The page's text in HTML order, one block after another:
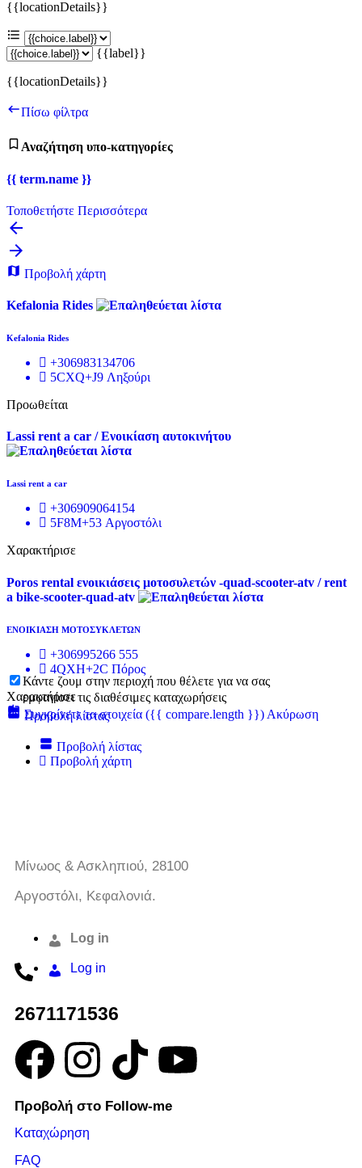
{{locationDetails}}
{{label}}
{{locationDetails}}
Πίσω φίλτρα
Αναζήτηση υπο-κατηγορίες
{{ term.name }}
Τοποθετήστε Περισσότερα
Προβολή χάρτη
Kefalonia Rides
Kefalonia Rides
+306983134706
5CXQ+J9 Ληξούρι
Προωθείται
Lassi rent a car / Ενοικίαση αυτοκινήτου
Lassi rent a car
+306909064154
5F8M+53 Αργοστόλι
Χαρακτήρισε
Poros rental ενοικιάσεις μοτοσυλετών -quad-scooter-atv / rent
a bike-scooter-quad-atv
ΕΝΟΙΚΙΑΣΗ ΜΟΤΟΣΥΚΛΕΤΩΝ
+306995266 555
4QXH+2C Πόρος
Χαρακτήρισε
Συγκρίνετε τα στοιχεία ({{ compare.length }}) Ακύρωση
Κάντε ζουμ στην περιοχή που θέλετε για να σας
εμφανίσει τις διαθέσιμες καταχωρήσεις
Προβολή λίστας
Προβολή λίστας
Προβολή χάρτη
Μίνωος & Ασκληπιού, 28100
Αργοστόλι, Κεφαλονιά.
Log in
Log in
2671171536
Προβολή στο Follow-me
Καταχώρηση
FAQ